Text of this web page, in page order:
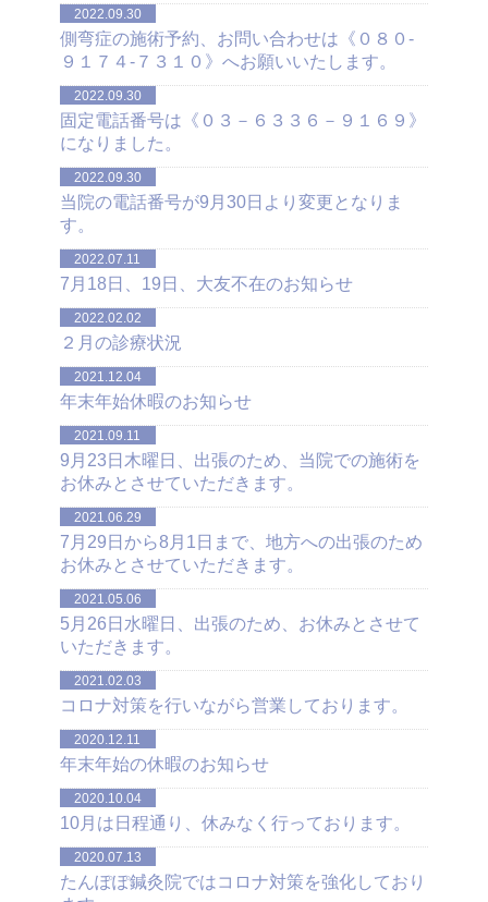
2022.09.30
側弯症の施術予約、お問い合わせは《０８０-
９１７４-７３１０》へお願いいたします。
2022.09.30
固定電話番号は《０３－６３３６－９１６９》
になりました。
2022.09.30
当院の電話番号が9月30日より変更となりま
す。
2022.07.11
7月18日、19日、大友不在のお知らせ
2022.02.02
２月の診療状況
2021.12.04
年末年始休暇のお知らせ
2021.09.11
9月23日木曜日、出張のため、当院での施術を
お休みとさせていただきます。
2021.06.29
7月29日から8月1日まで、地方への出張のため
お休みとさせていただきます。
2021.05.06
5月26日水曜日、出張のため、お休みとさせて
いただきます。
2021.02.03
コロナ対策を行いながら営業しております。
2020.12.11
年末年始の休暇のお知らせ
2020.10.04
10月は日程通り、休みなく行っております。
2020.07.13
たんぽぽ鍼灸院ではコロナ対策を強化しており